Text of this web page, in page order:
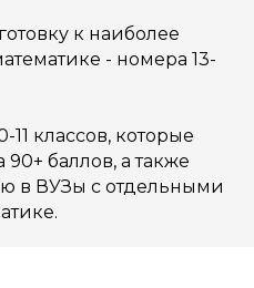
к наиболее
- номера 13-
классов, которые
баллов, а также
в ВУЗы с отдельными